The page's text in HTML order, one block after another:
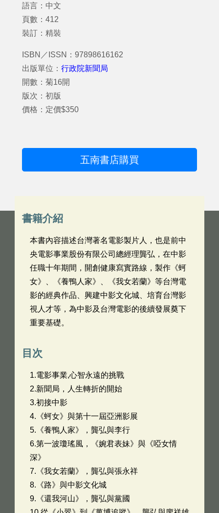
語言：中文
頁數：412
裝訂：精裝
ISBN／ISSN：97898616162
出版單位： 行政院新聞局
開數：菊16開
版次：初版
價格：定價$350
五南書店購買
書籍介紹
本書內容描述台灣著名電影製片人，也是前中
央電影事業股份有限公司總經理龔弘，在中影
任職十年期間，開創健康寫實路線，製作《蚵
女》、《養鴨人家》、《我女若蘭》等台灣電
影的經典作品、興建中影文化城、培育台灣影
視人才等，為中影及台灣電影的後續發展奠下
重要基礎。
目次
1.電影事業,心智永遠的挑戰
2.新聞局，人生轉折的開始
3.初接中影
4.《蚵女》與第十一屆亞洲影展
5.《養鴨人家》，龔弘與李行
6.第一波瓊瑤風，《婉君表妹》與《啞女情
深》
7.《我女若蘭》，龔弘與張永祥
8.《路》與中影文化城
9.《還我河山》，龔弘與黨國